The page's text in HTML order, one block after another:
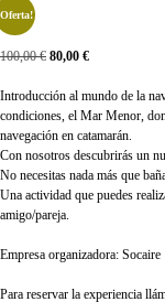
100,00€ 80,00 €
Introducción al mundo de la
condiciones, el Mar Menor,
navegación en catamarán.
Con nosotros descubrirás un
No necesitas nada más que
Una actividad que puedes
amigo/pareja.
Empresa organizadora: Socaire
Para reservar la experiencia